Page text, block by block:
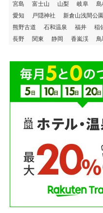
宮島
富士山 山梨 岐阜 島
愛知
戸隠神社 新倉山浅間公園
熊野古道
石和温泉 福井 稲
長野
関東 静岡 香嵐渓 鳥